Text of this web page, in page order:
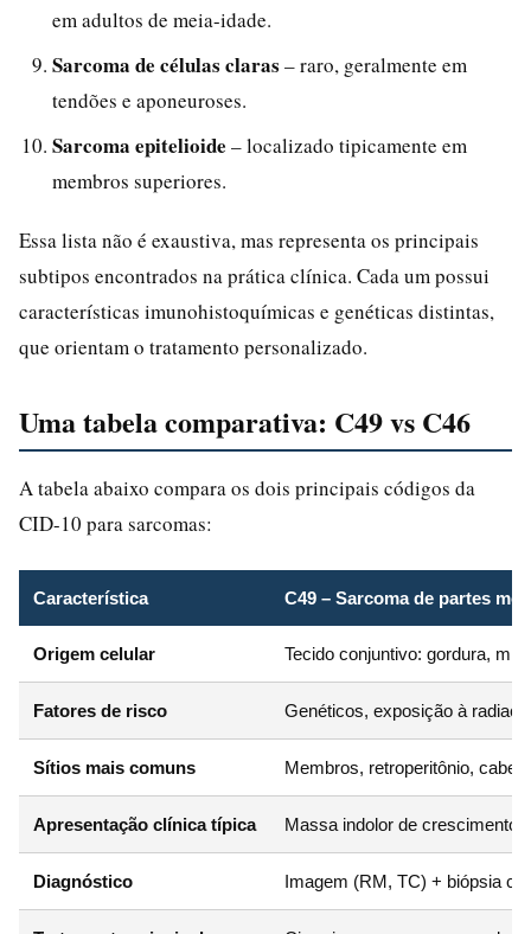
em adultos de meia-idade.
Sarcoma de células claras – raro, geralmente em
tendões e aponeuroses.
Sarcoma epitelioide – localizado tipicamente em
membros superiores.
Essa lista não é exaustiva, mas representa os principais
subtipos encontrados na prática clínica. Cada um possui
características imunohistoquímicas e genéticas distintas,
que orientam o tratamento personalizado.
Uma tabela comparativa: C49 vs C46
A tabela abaixo compara os dois principais códigos da
CID-10 para sarcomas:
Característica C49 – Sarcoma de partes
Origem celular Tecido conjuntivo: gordura,
Fatores de risco Genéticos, exposição à
Sítios mais comuns Membros, retroperitônio,
Apresentação clínica típica Massa indolor de crescimento
Diagnóstico Imagem (RM, TC) + biópsia